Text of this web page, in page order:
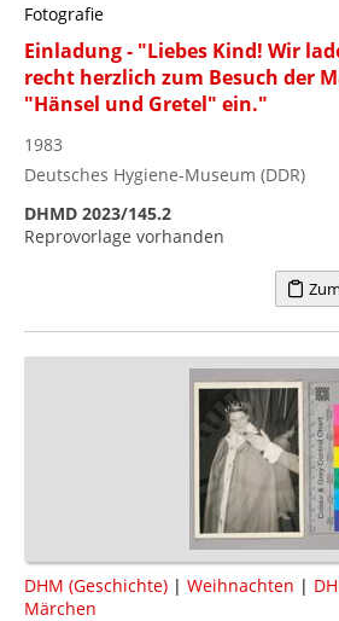
Fotografie
Einladung - "Liebes Kind! Wir
recht herzlich zum Besuch der
"Hänsel und Gretel" ein."
1983
Deutsches Hygiene-Museum (DDR)
DHMD 2023/145.2
Reprovorlage vorhanden
DHM (Geschichte) | Weihnachten |
Märchen